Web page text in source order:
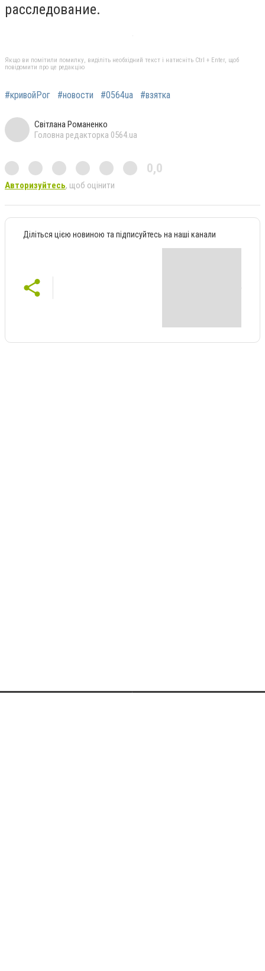
расследование.
Якщо ви помітили помилку, виділіть необхідний текст і натисніть Ctrl + Enter, щоб
повідомити про це редакцію
#кривойРог #новости #0564ua #взятка
Світлана Романенко
Головна редакторка 0564.ua
0,0
Авторизуйтесь, щоб оцінити
Діліться цією новиною та підписуйтесь на наші канали